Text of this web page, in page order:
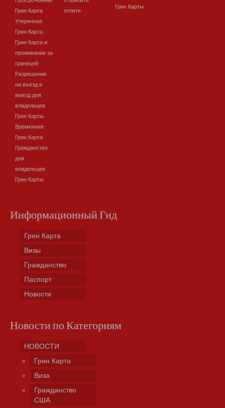
Грин Карта
Утеренная
Грин Карта
Грин Карта и
проживание за
границей
Разрешение
на въезд и
выезд для
владельцев
Грин Карты
Временная
Грин Карта
Гражданство
для
владельцев
Грин Карты
отлете
Грин Карты
Информационный Гид
Грин Карта
Визы
Гражданство
Паспорт
Новости
Новости по Категориям
НОВОСТИ
Грин Карта
Виза
Гражданство
США